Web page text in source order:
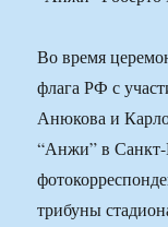
Во время
флага РФ с
Анюкова и
“Анжи” в Санкт-
трибуны